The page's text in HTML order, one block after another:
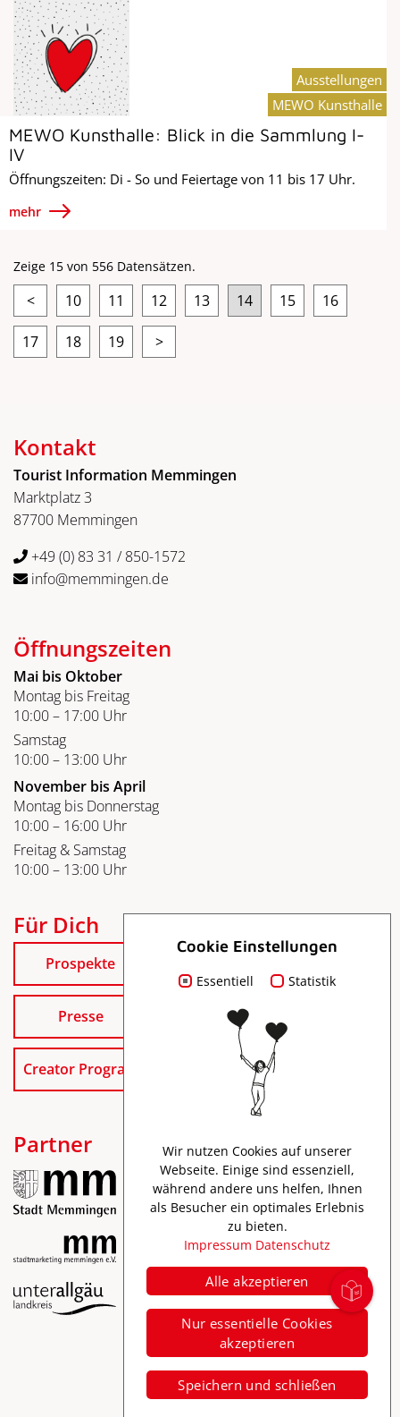
MEWO Kunsthalle: Blick in die Sammlung I-
IV
Öffnungszeiten: Di - So und Feiertage von 11 bis 17 Uhr.
mehr
Ausstellungen
MEWO Kunsthalle
Zeige 15 von 556 Datensätzen.
< 10 11 12 13 14 15 16
17 18 19 >
Kontakt
Tourist Information Memmingen
Marktplatz 3
87700 Memmingen
+49 (0) 83 31 / 850-1572
info@memmingen.de
Öffnungszeiten
Mai bis Oktober
Montag bis Freitag
10:00 – 17:00 Uhr
Samstag
10:00 – 13:00 Uhr
November bis April
Montag bis Donnerstag
10:00 – 16:00 Uhr
Freitag & Samstag
10:00 – 13:00 Uhr
Für Dich
Prospekte
Presse
Creator Program
Partner
Impressum
Datenschutz
Barrierefreiheit
Cookie Einstellungen
Essentiell Statistik
Wir nutzen Cookies auf unserer
Webseite. Einige sind essenziell,
während andere uns helfen, Ihnen
als Besucher ein optimales Erlebnis
zu bieten.
Impressum Datenschutz
Alle akzeptieren
Nur essentielle Cookies
akzeptieren
Speichern und schließen